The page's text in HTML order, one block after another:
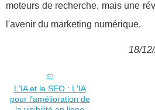
moteurs de recherche, mais une
l'avenir du marketing numérique.
18/
L'IA et le SEO : L'IA
pour l'amélioration de